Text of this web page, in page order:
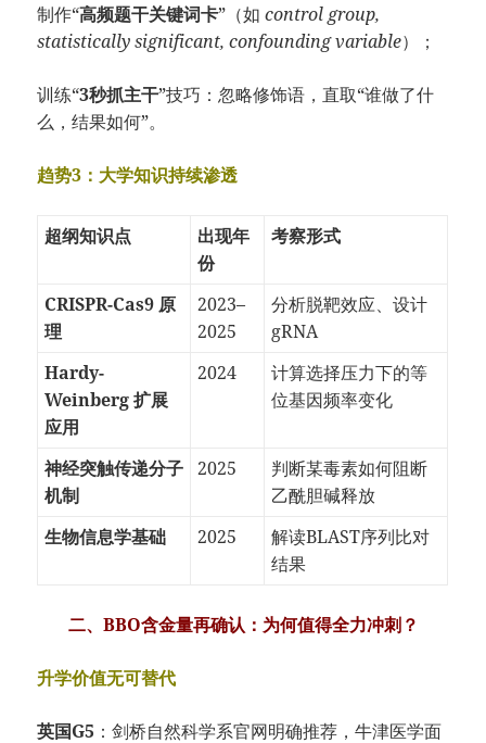
制作“高频题干关键词卡”（如control group,
statistically significant, confounding variable）；
训练“3秒抓主干”技巧：忽略修饰语，直取“谁做了什
么，结果如何”。
趋势3：大学知识持续渗透
超纲知识点
出现年
份
考察形式
CRISPR-Cas9 原
理
2023–
2025
分析脱靶效应、设计
gRNA
Hardy-
Weinberg 扩展
应用
2024
计算选择压力下的等
位基因频率变化
神经突触传递分子
机制
2025
判断某毒素如何阻断
乙酰胆碱释放
生物信息学基础
2025
解读BLAST序列比对
结果
二、BBO含金量再确认：为何值得全力冲刺？
升学价值无可替代
英国G5 ：剑桥自然科学系官网明确推荐，牛津医学面